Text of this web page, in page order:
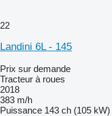
22
Landini 6L - 145
Prix sur demande
Tracteur à roues
2018
383 m/h
Puissance 143 ch (105 kW)